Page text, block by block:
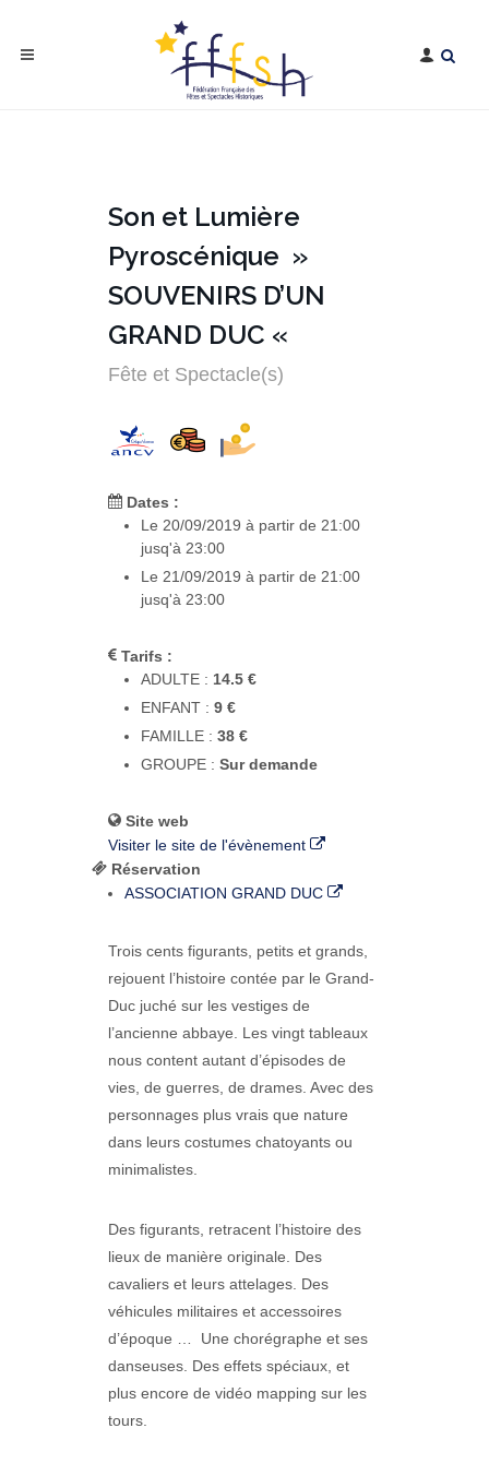
Son et Lumière
Pyroscénique »
SOUVENIRS D’UN
GRAND DUC «
Fête et Spectacle(s)
Dates :
Le 20/09/2019 à partir de 21:00
jusq'à 23:00
Le 21/09/2019 à partir de 21:00
jusq'à 23:00
Tarifs :
ADULTE : 14.5 €
ENFANT : 9 €
FAMILLE : 38 €
GROUPE : Sur demande
Site web
Visiter le site de l'évènement
Réservation
ASSOCIATION GRAND DUC
Trois cents figurants, petits et grands,
rejouent l’histoire contée par le Grand-
Duc juché sur les vestiges de
l’ancienne abbaye. Les vingt tableaux
nous content autant d’épisodes de
vies, de guerres, de drames. Avec des
personnages plus vrais que nature
dans leurs costumes chatoyants ou
minimalistes.
Des figurants, retracent l’histoire des
lieux de manière originale. Des
cavaliers et leurs attelages. Des
véhicules militaires et accessoires
d’époque … Une chorégraphe et ses
danseuses. Des effets spéciaux, et
plus encore de vidéo mapping sur les
tours.